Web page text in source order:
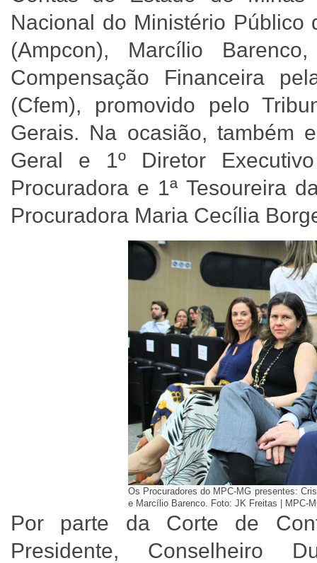
Nacional do Ministério
(Ampcon), Marcílio
Compensação Financeira
(Cfem), promovido pelo
Gerais. Na ocasião, também
Geral e 1º Diretor
Procuradora e 1ª Tesoureira
Procuradora Maria Cecília
Os Procuradores do MPC-MG presentes:
e Marcílio Barenco. Foto: JK Freitas | MPC-
Por parte da Corte de
Presidente, Conselheiro